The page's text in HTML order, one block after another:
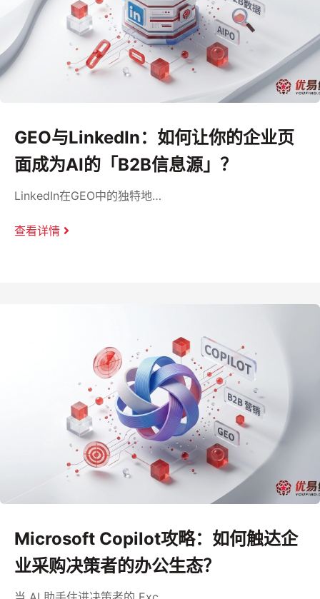
GEO与LinkedIn：如何让你的企业页
面成为AI的「B2B信息源」？
LinkedIn在GEO中的独特地…
查看详情
Microsoft Copilot攻略：如何触达企
业采购决策者的办公生态？